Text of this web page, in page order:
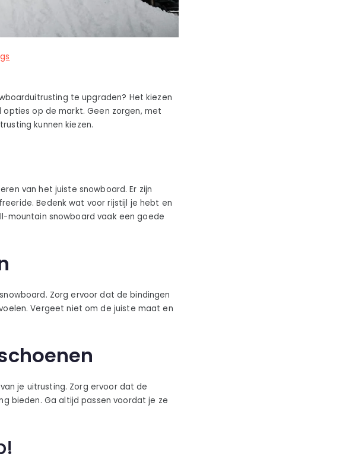
te upgraden? Het kiezen
op de markt. Geen zorgen, met
kunnen kiezen.
van het juiste snowboard. Er zijn
Bedenk wat voor rijstijl je hebt en
mountain snowboard vaak een goede
Zorg ervoor dat de bindingen
Vergeet niet om de juiste maat en
je uitrusting. Zorg ervoor dat de
bieden. Ga altijd passen voordat je ze